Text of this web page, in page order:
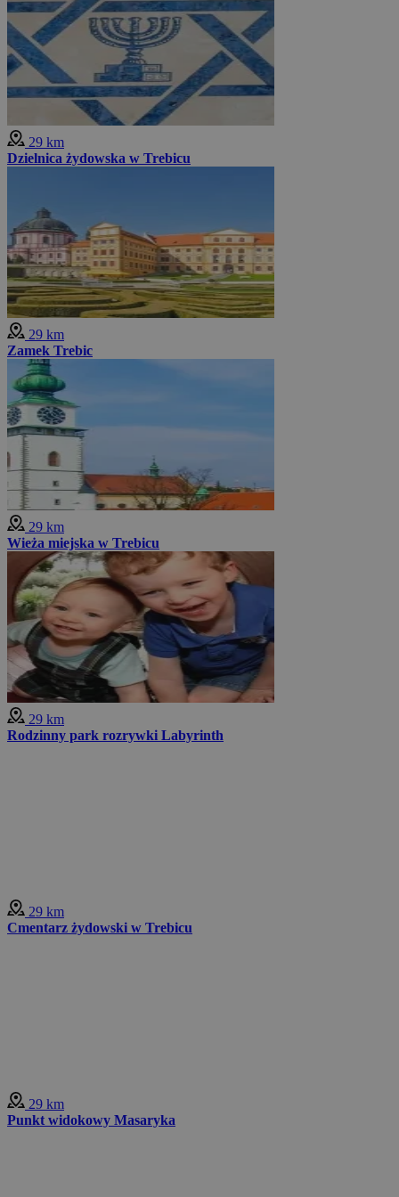
29 km
Dzielnica żydowska w Trebicu
29 km
Zamek Trebic
29 km
Wieża miejska w Trebicu
29 km
Rodzinny park rozrywki Labyrinth
29 km
Cmentarz żydowski w Trebicu
29 km
Punkt widokowy Masaryka